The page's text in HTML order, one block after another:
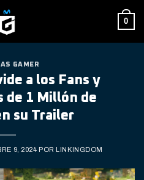
0
GAMER
a los Fans y
de 1 Millón de
su Trailer
9, 2024 POR LINKINGDOM